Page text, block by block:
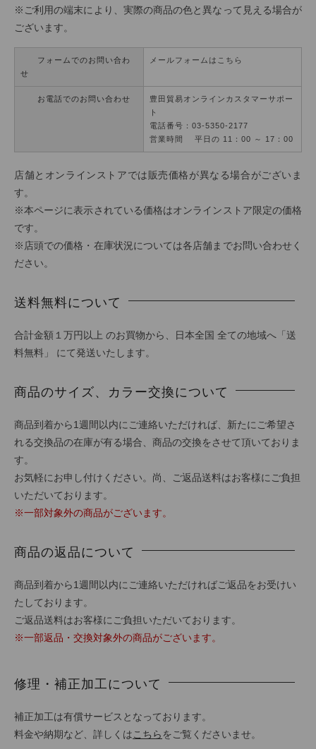
※ご利用の端末により、実際の商品の色と異なって見える場合が
ございます。
フォームでのお問い合わ
せ
メールフォームはこちら
お電話でのお問い合わせ
豊田貿易オンラインカスタマーサポー
ト
電話番号：03-5350-2177
営業時間 平日の 11：00 ～ 17：00
店舗とオンラインストアでは販売価格が異なる場合がございま
す。
※本ページに表示されている価格はオンラインストア限定の価格
です。
※店頭での価格・在庫状況については各店舗までお問い合わせく
ださい。
送料無料について
合計金額１万円以上 のお買物から、日本全国 全ての地域へ「送
料無料」 にて発送いたします。
商品のサイズ、カラー交換について
商品到着から1週間以内にご連絡いただければ、新たにご希望さ
れる交換品の在庫が有る場合、商品の交換をさせて頂いておりま
す。
お気軽にお申し付けください。尚、ご返品送料はお客様にご負担
いただいております。
※一部対象外の商品がございます。
商品の返品について
商品到着から1週間以内にご連絡いただければご返品をお受けい
たしております。
ご返品送料はお客様にご負担いただいております。
※一部返品・交換対象外の商品がございます。
修理・補正加工について
補正加工は有償サービスとなっております。
料金や納期など、詳しくは こちら をご覧くださいませ。